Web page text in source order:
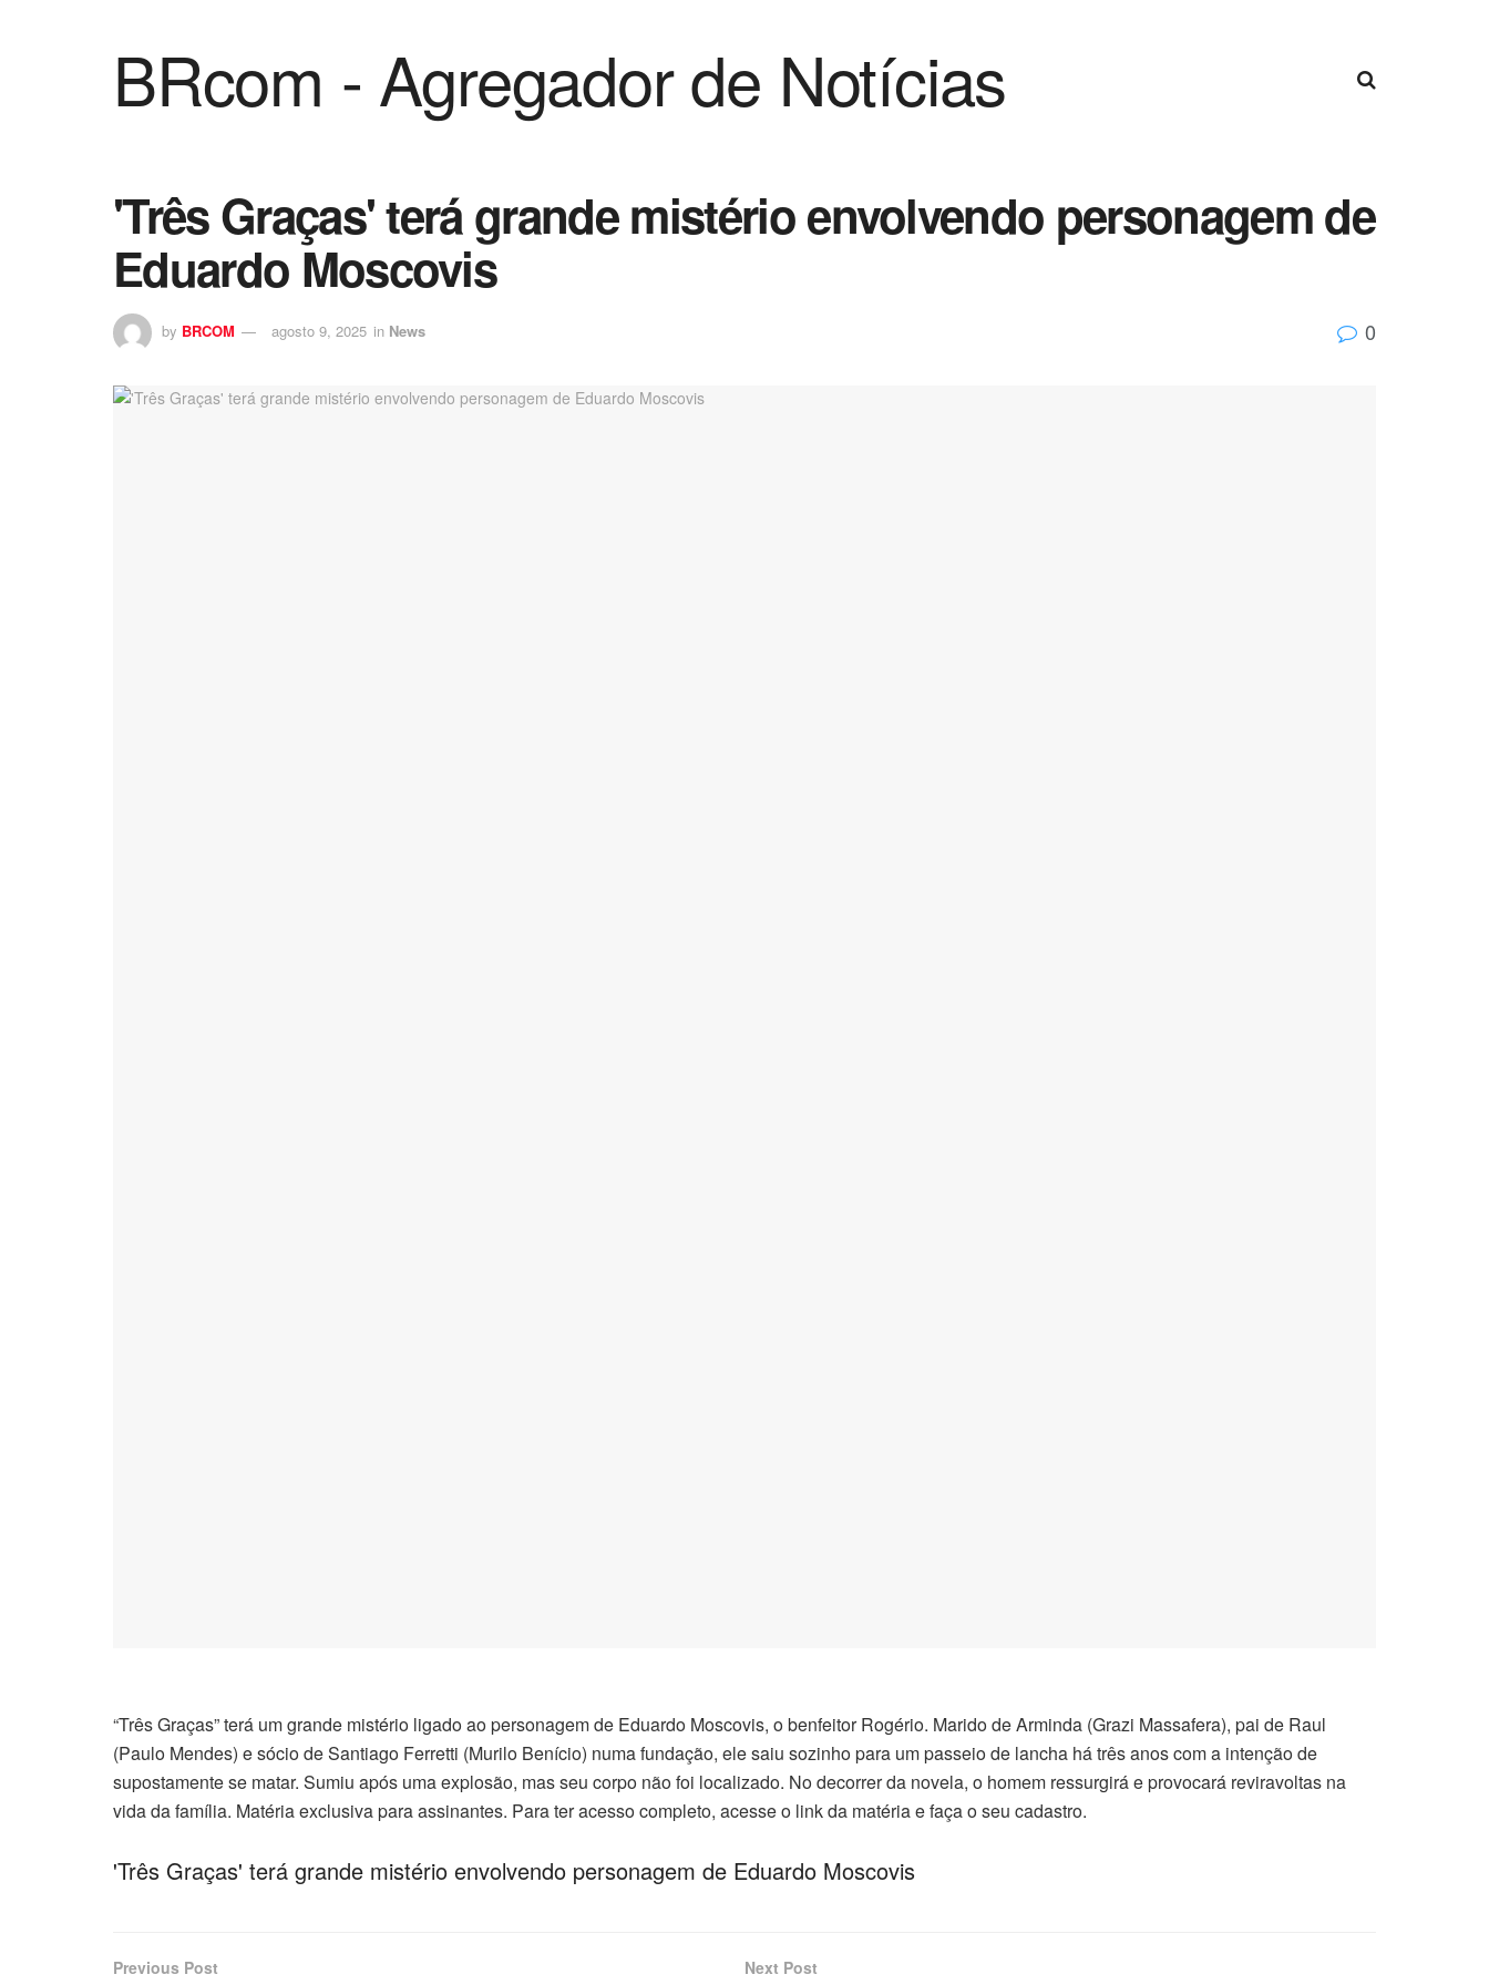
BRcom - Agregador de Notícias
'Três Graças' terá grande mistério envolvendo personagem de
Eduardo Moscovis
by BRCOM agosto 9, 2025 in News 0
“Três Graças” terá um grande mistério ligado ao personagem de Eduardo Moscovis, o benfeitor Rogério. Marido de Arminda (Grazi Massafera), pai de Raul
(Paulo Mendes) e sócio de Santiago Ferretti (Murilo Benício) numa fundação, ele saiu sozinho para um passeio de lancha há três anos com a intenção de
supostamente se matar. Sumiu após uma explosão, mas seu corpo não foi localizado. No decorrer da novela, o homem ressurgirá e provocará reviravoltas na
vida da família. Matéria exclusiva para assinantes. Para ter acesso completo, acesse o link da matéria e faça o seu cadastro.
'Três Graças' terá grande mistério envolvendo personagem de Eduardo Moscovis
Previous Post Next Post